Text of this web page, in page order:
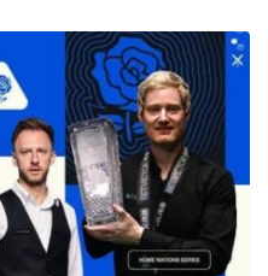
прямые трансляции
English […]